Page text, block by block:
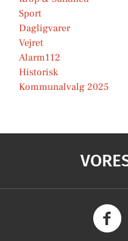
Sport
Dagligvarer
Vejret
Alarm112
Historisk
Kommunalvalg 2025